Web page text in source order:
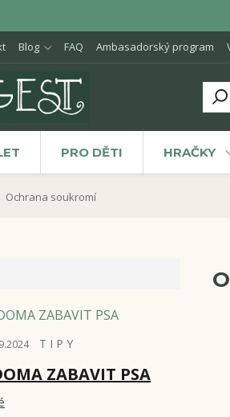
Blog FAQ Ambasadorský program
PRO DĚTI HRAČKY
Ochrana soukromí
T I P Y
ZABAVIT PSA